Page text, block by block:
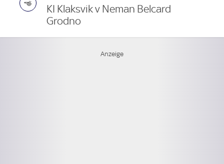
KI Klaksvik v Neman Belcard
Grodno